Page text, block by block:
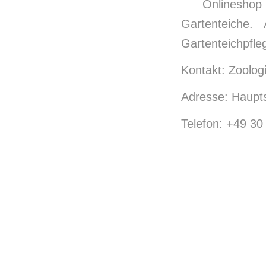
Kontakt:
Adresse:
Telefon: +49